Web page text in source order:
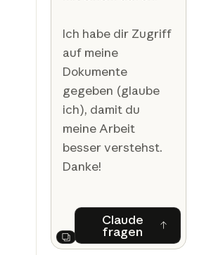
Ich habe dir Zugriff
auf meine
Dokumente
gegeben (glaube
ich), damit du
meine Arbeit
besser verstehst.
Danke!
Next
Claude
fragenClaude fragen